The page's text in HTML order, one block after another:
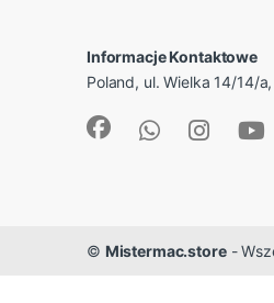
Informacje Kontaktowe
Poland, ul. Wielka 14/14/
© Mistermac.store-